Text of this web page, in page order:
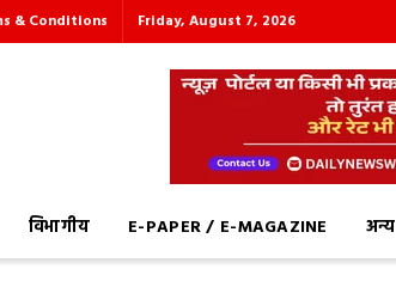
& Conditions Friday, August 7, 2026
विभागीय E-PAPER / E-MAGAZINE अन्य